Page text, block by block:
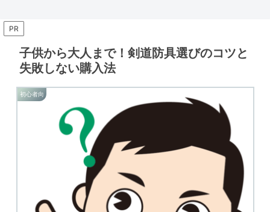
PR
子供から大人まで！剣道防具選びのコツと
失敗しない購入法
初心者向